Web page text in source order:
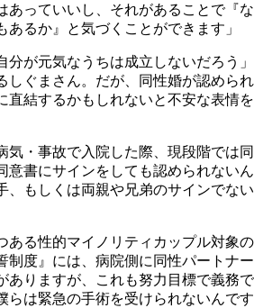
あっていいし、それがあることで『な
あるか』と気づくことができます」
分が元気なうちは成立しないだろう」
しぐまさん。だが、同性婚が認められ
直結するかもしれないと不安な表情を
気・事故で入院した際、現段階では同
意書にサインをしても認められないん
、もしくは両親や兄弟のサインでない
ある性的マイノリティカップル対象の
制度』には、病院側に同性パートナー
ありますが、これも努力目標で義務で
らは緊急の手術を受けられないんです